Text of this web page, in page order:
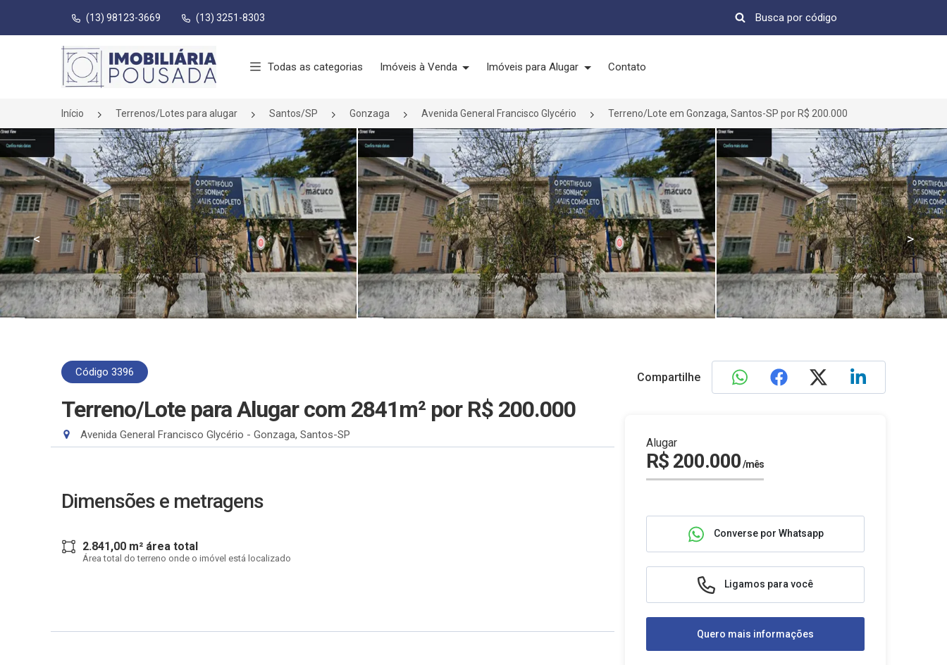
(13) 98123-3669 (13) 3251-8303
Página inicial
Todas as categorias Imóveis à Venda Imóveis para Alugar Contato
Início Terrenos/Lotes para alugar Santos/SP Gonzaga Avenida General Francisco Glycério Terreno/Lote em Gonzaga, Santos-SP por R$ 200.000
< >
Código 3396
Terreno/Lote para Alugar com 2841m² por R$ 200.000
Avenida General Francisco Glycério - Gonzaga, Santos-SP
Dimensões e metragens
2.841,00 m² área total
Área total do terreno onde o imóvel está localizado
Compartilhe
Alugar
R$ 200.000/mês
Converse por Whatsapp
Ligamos para você
Quero mais informações